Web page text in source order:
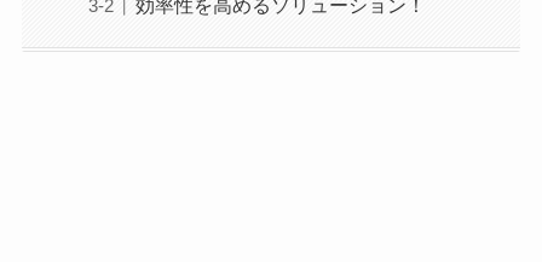
効率性を高めるソリューション！